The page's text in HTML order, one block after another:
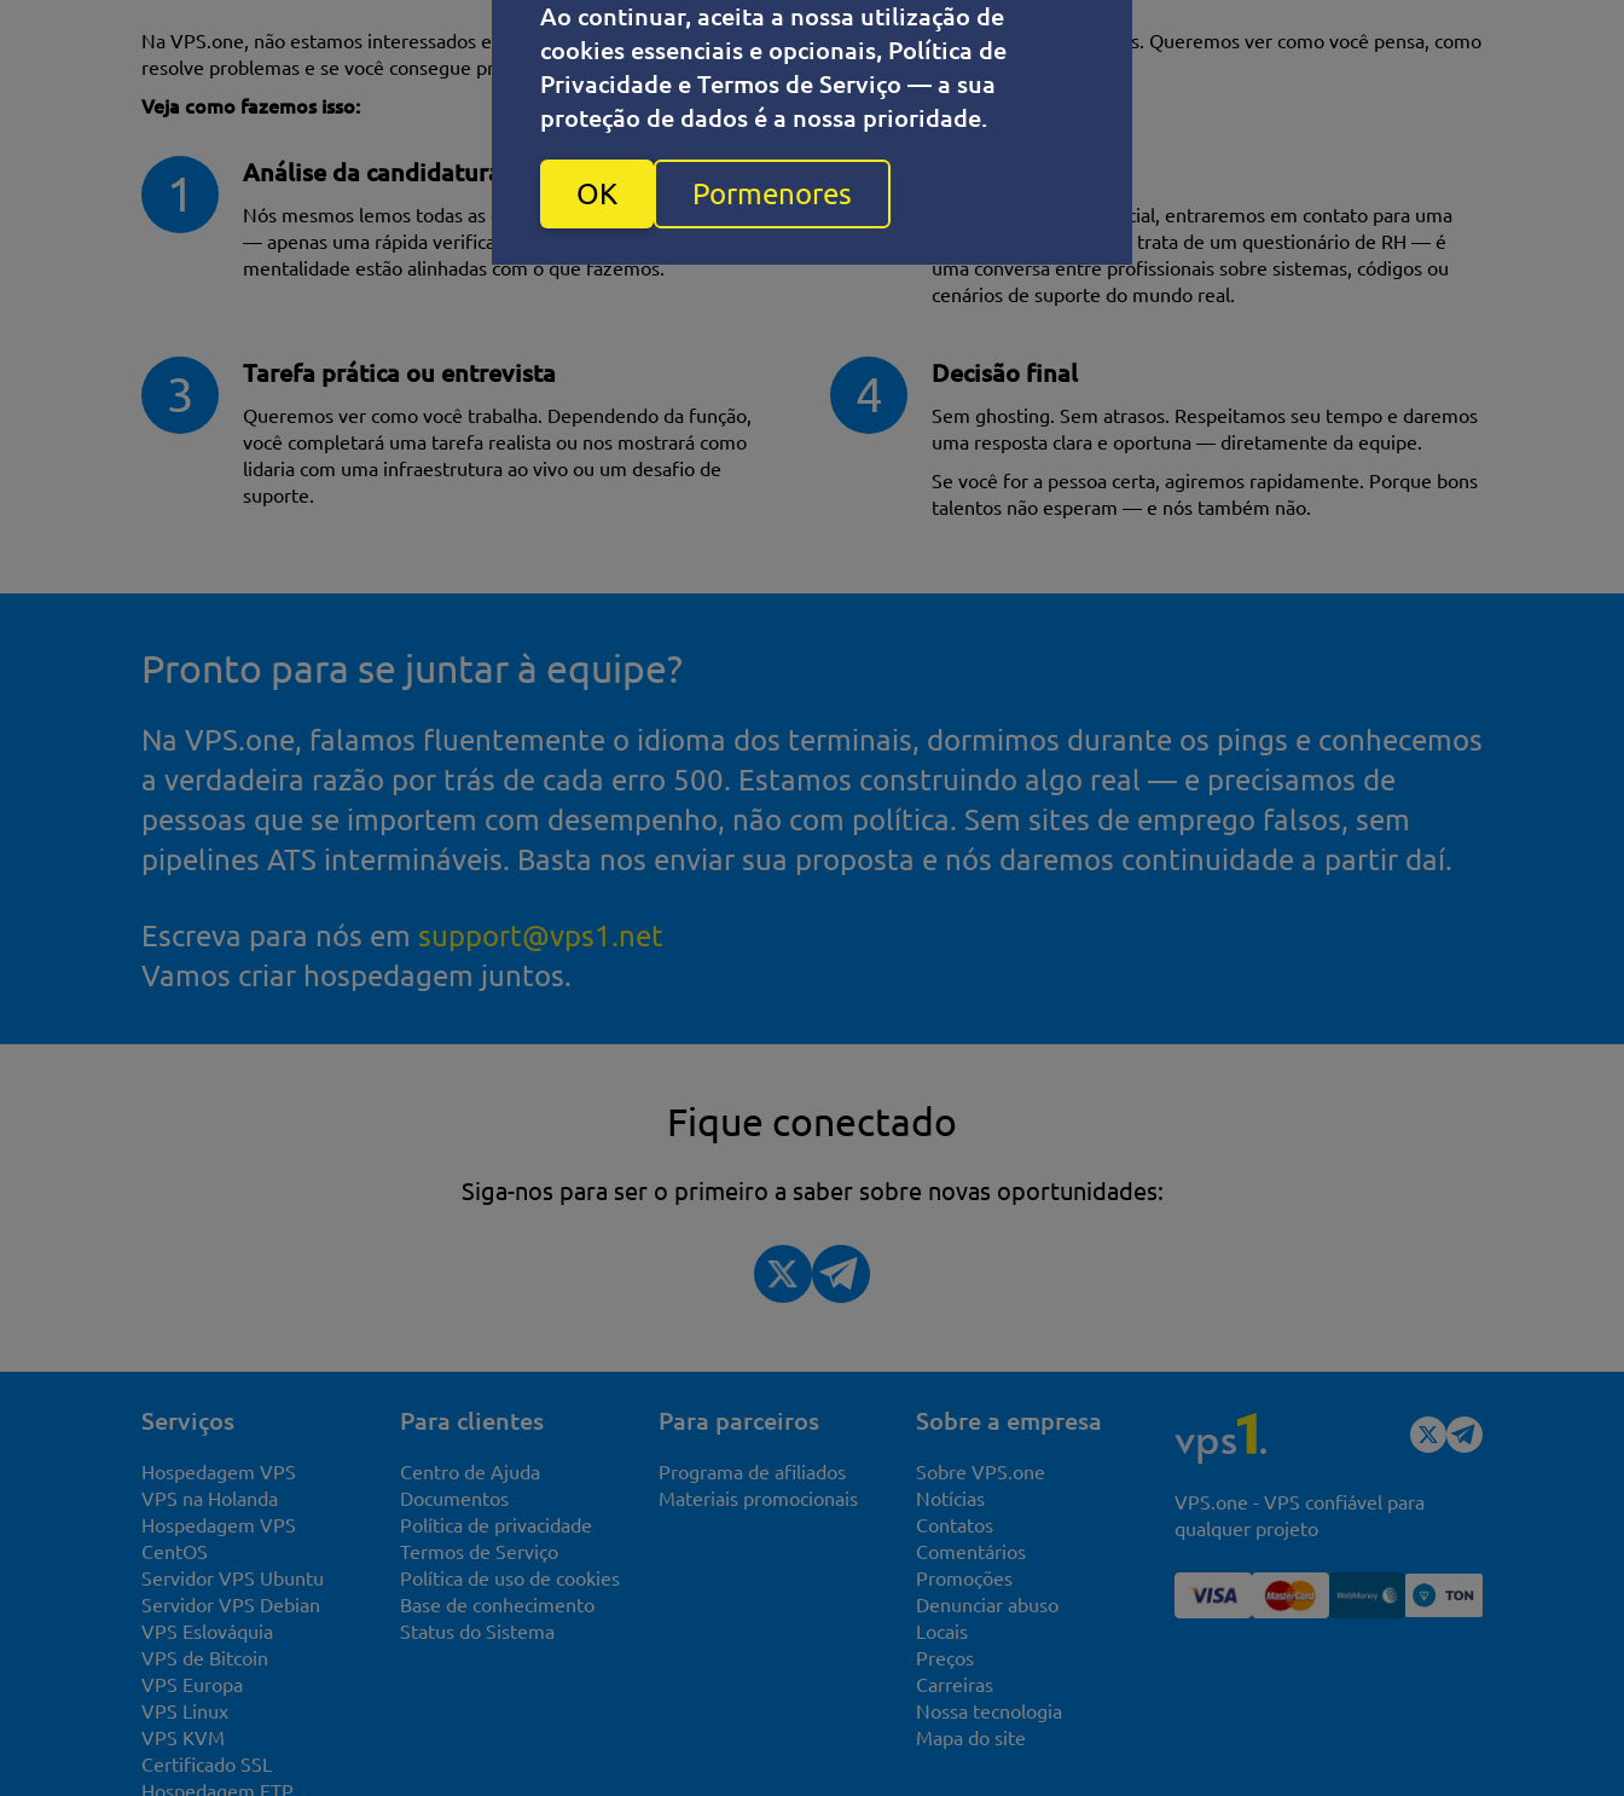
Na VPS.one, não estamos interessados em apresentações com palavras da moda ou roteiros de entrevista ensaiados. Queremos ver como você pensa, como
resolve problemas e se você consegue prosperar em um ambiente técnico prático.
Veja como fazemos isso:
1 Análise da candidatura
Nós mesmos lemos todas as candidaturas. Sem bots, sem filtros
— apenas uma rápida verificação para ver se sua formação e
mentalidade estão alinhadas com o que fazemos.
Se percebermos potencial, entraremos em contato para uma
conversa direta. Não se trata de um questionário de RH — é
uma conversa entre profissionais sobre sistemas, códigos ou
cenários de suporte do mundo real.
3 Tarefa prática ou entrevista
Queremos ver como você trabalha. Dependendo da função,
você completará uma tarefa realista ou nos mostrará como
lidaria com uma infraestrutura ao vivo ou um desafio de
suporte.
4 Decisão final
Sem ghosting. Sem atrasos. Respeitamos seu tempo e daremos
uma resposta clara e oportuna — diretamente da equipe.
Se você for a pessoa certa, agiremos rapidamente. Porque bons
talentos não esperam — e nós também não.
Pronto para se juntar à equipe?
Na VPS.one, falamos fluentemente o idioma dos terminais, dormimos durante os pings e conhecemos
a verdadeira razão por trás de cada erro 500. Estamos construindo algo real — e precisamos de
pessoas que se importem com desempenho, não com política. Sem sites de emprego falsos, sem
pipelines ATS intermináveis. Basta nos enviar sua proposta e nós daremos continuidade a partir daí.
Escreva para nós em support@vps1.net
Vamos criar hospedagem juntos.
Fique conectado
Siga-nos para ser o primeiro a saber sobre novas oportunidades:
Serviços
Hospedagem VPS
VPS na Holanda
Hospedagem VPS
CentOS
Servidor VPS Ubuntu
Servidor VPS Debian
VPS Eslováquia
VPS de Bitcoin
VPS Europa
VPS Linux
VPS KVM
Certificado SSL
Hospedagem FTP
Para clientes
Centro de Ajuda
Documentos
Política de privacidade
Termos de Serviço
Política de uso de cookies
Base de conhecimento
Status do Sistema
Para parceiros
Programa de afiliados
Materiais promocionais
Sobre a empresa
Sobre VPS.one
Notícias
Contatos
Comentários
Promoções
Denunciar abuso
Locais
Preços
Carreiras
Nossa tecnologia
Mapa do site
VPS.one - VPS confiável para
qualquer projeto
Ao continuar, aceita a nossa utilização de
cookies essenciais e opcionais, Política de
Privacidade e Termos de Serviço — a sua
proteção de dados é a nossa prioridade.
OK Pormenores